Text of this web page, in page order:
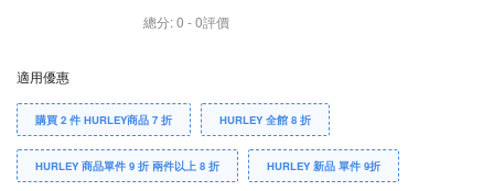
總分:0 -0評價
適用優惠
購買 2 件 HURLEY商品 7 折 HURLEY 全館 8 折
HURLEY 商品單件 9 折 兩件以上 8 折 HURLEY 新品 單件 9折